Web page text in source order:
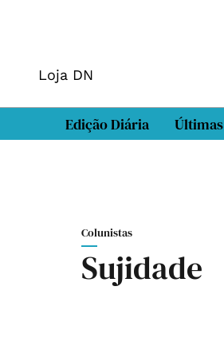
Loja DN
Edição Diária Últimas
Colunistas
Sujidade